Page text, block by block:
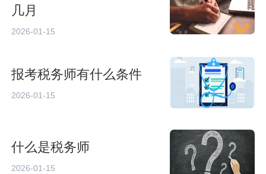
几月
2026-01-15
报考税务师有什么条件
2026-01-15
什么是税务师
2026-01-15